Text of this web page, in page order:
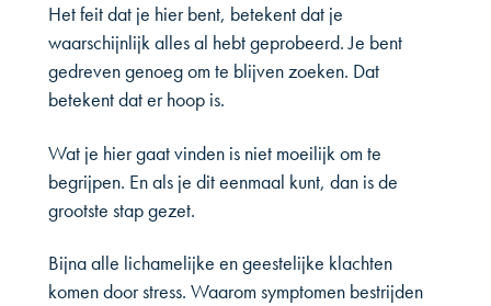
Het feit dat je hier bent, betekent dat je
waarschijnlijk alles al hebt geprobeerd. Je bent
gedreven genoeg om te blijven zoeken. Dat
betekent dat er hoop is.
Wat je hier gaat vinden is niet moeilijk om te
begrijpen. En als je dit eenmaal kunt, dan is de
grootste stap gezet.
Bijna alle lichamelijke en geestelijke klachten
komen door stress. Waarom symptomen bestrijden